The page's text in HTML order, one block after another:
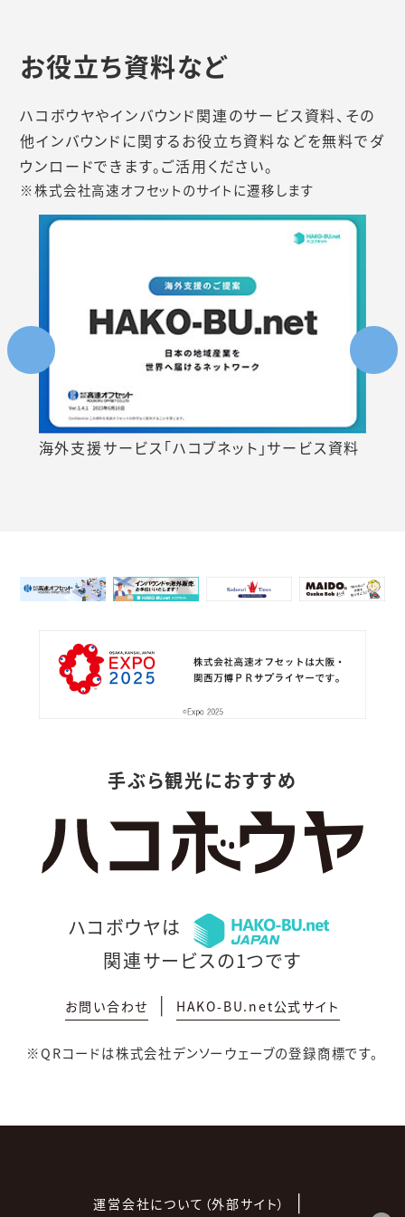
お役立ち資料など
ハコボウヤやインバウンド関連のサービス資料、その
他インバウンドに関するお役立ち資料などを無料でダ
ウンロードできます。ご活用ください。
※株式会社高速オフセットのサイトに遷移します
ービス資料 ハコボウヤモニター調査結果2024年度版
手ぶら観光におすすめ
ハコボウヤは
関連サービスの1つです
お問い合わせ HAKO-BU.net公式サイト
※QRコードは株式会社デンソーウェーブの登録商標です。
運営会社について（外部サイト）